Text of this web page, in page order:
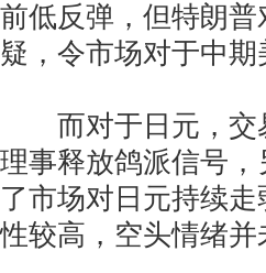
前低反弹，但特朗
疑，令市场对于中
而对于日元，交
理事释放鸽派信号
了市场对日元持续
性较高，空头情绪并